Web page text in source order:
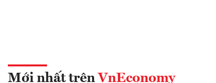
Mới nhất trên VnEconomy